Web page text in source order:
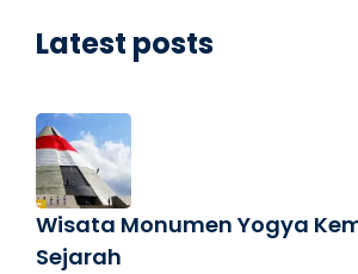
Latest posts
Wisata Monumen Yogya
Sejarah